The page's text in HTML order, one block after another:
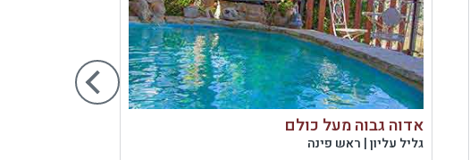
אדוה גבוה מעל כולם
גליל עליון | ראש פינה